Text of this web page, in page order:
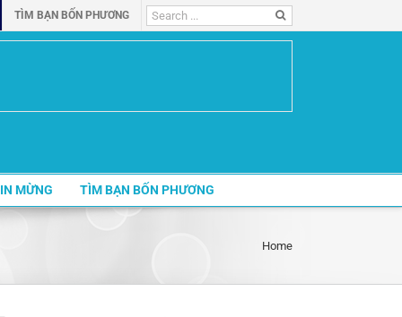
TÌM BẠN BỐN PHƯƠNG
Search
for:
MỪNG TÌM BẠN BỐN PHƯƠNG
Home